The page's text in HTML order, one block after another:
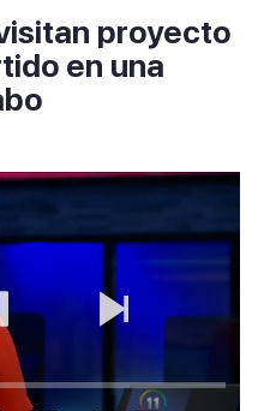
proyecto
en una